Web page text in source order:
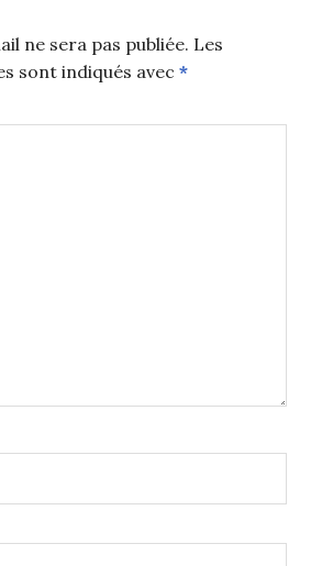
ne sera pas publiée. Les
sont indiqués avec*